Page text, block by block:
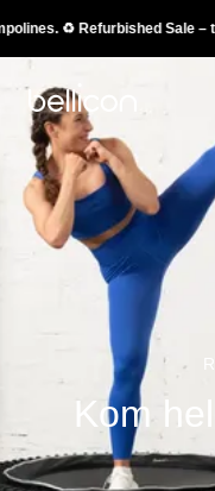
♻️ Refurbished Sale – tot
Kom